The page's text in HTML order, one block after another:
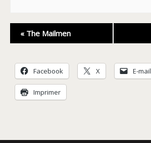
Navigation
Évènement
« The Mailmen
Facebook X E-mail
Imprimer